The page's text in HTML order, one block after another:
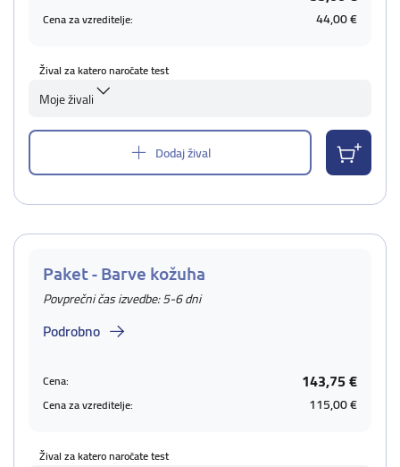
Cena za vzreditelje: 44,00 €
Žival za katero naročate test
Moje živali
Dodaj žival
Paket - Barve kožuha
Povprečni čas izvedbe: 5-6 dni
Podrobno
Cena: 143,75 €
Cena za vzreditelje: 115,00 €
Žival za katero naročate test